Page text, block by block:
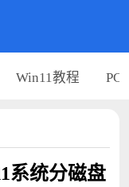
Win11教程 PC
系统分磁盘